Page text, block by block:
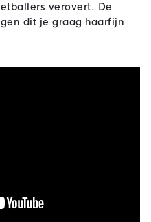
verovert. De
dit je graag haarfijn